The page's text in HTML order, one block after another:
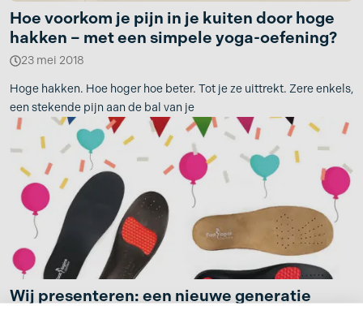
Hoe voorkom je pijn in je kuiten door hoge
hakken – met een simpele yoga-oefening?
23 mei 2018
Hoge hakken. Hoe hoger hoe beter. Tot je ze uittrekt. Zere enkels,
een stekende pijn aan de bal van je
Wij presenteren: een nieuwe generatie